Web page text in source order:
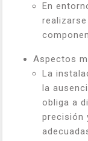
En
Aspectos
La
la
obliga a
precisión